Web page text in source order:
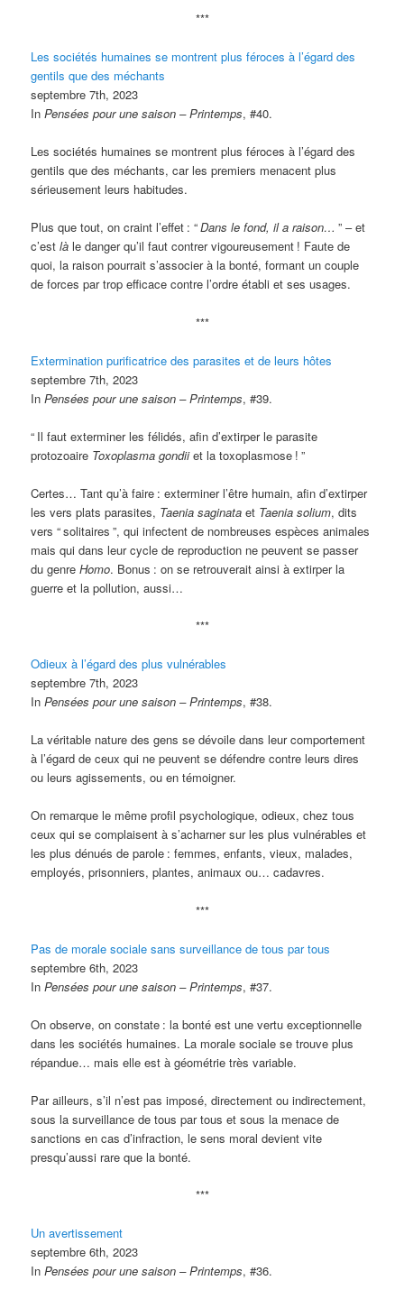
***
Les sociétés humaines se montrent plus féroces à l’égard des
gentils que des méchants
septembre 7th, 2023
InPensées pour une saison – Printemps, #40.
Les sociétés humaines se montrent plus féroces à l’égard des
gentils que des méchants, car les premiers menacent plus
sérieusement leurs habitudes.
Plus que tout, on craint l’effet : “Dans le fond, il a raison… ” – et
c’estlà le danger qu’il faut contrer vigoureusement ! Faute de
quoi, la raison pourrait s’associer à la bonté, formant un couple
de forces par trop efficace contre l’ordre établi et ses usages.
***
Extermination purificatrice des parasites et de leurs hôtes
septembre 7th, 2023
InPensées pour une saison – Printemps, #39.
“ Il faut exterminer les félidés, afin d’extirper le parasite
protozoaire Toxoplasma gondiiet la toxoplasmose ! ”
Certes… Tant qu’à faire : exterminer l’être humain, afin d’extirper
les vers plats parasites, Taenia saginata et Taenia solium, dits
vers “solitaires ”, qui infectent de nombreuses espèces animales
mais qui dans leur cycle de reproduction ne peuvent se passer
du genreHomo. Bonus : on se retrouverait ainsi à extirper la
guerre et la pollution, aussi…
***
Odieux à l’égard des plus vulnérables
septembre 7th, 2023
InPensées pour une saison – Printemps, #38.
La véritable nature des gens se dévoile dans leur comportement
à l’égard de ceux qui ne peuvent se défendre contre leurs dires
ou leurs agissements, ou en témoigner.
On remarque le même profil psychologique, odieux, chez tous
ceux qui se complaisent à s’acharner sur les plus vulnérables et
les plus dénués de parole : femmes, enfants, vieux, malades,
employés, prisonniers, plantes, animaux ou… cadavres.
***
Pas de morale sociale sans surveillance de tous par tous
septembre 6th, 2023
InPensées pour une saison – Printemps, #37.
On observe, on constate : la bonté est une vertu exceptionnelle
dans les sociétés humaines. La morale sociale se trouve plus
répandue… mais elle est à géométrie très variable.
Par ailleurs, s’il n’est pas imposé, directement ou indirectement,
sous la surveillance de tous par tous et sous la menace de
sanctions en cas d’infraction, le sens moral devient vite
presqu’aussi rare que la bonté.
***
Un avertissement
septembre 6th, 2023
InPensées pour une saison – Printemps, #36.